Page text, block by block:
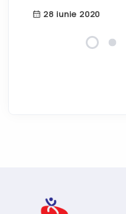
28 iunie 2020